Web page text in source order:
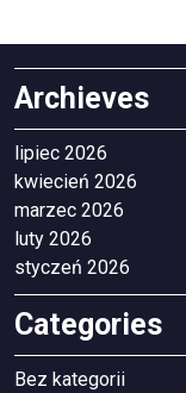
Archieves
lipiec 2026
kwiecień 2026
marzec 2026
luty 2026
styczeń 2026
Categories
Bez kategorii